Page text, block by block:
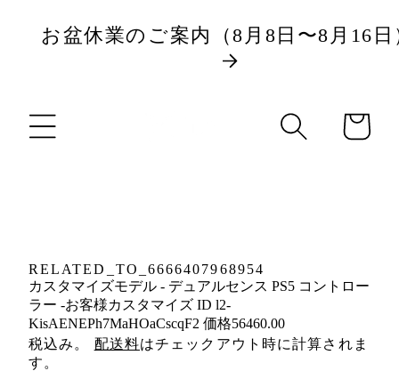
に
お盆休業のご案内（8月8日〜8月16日
ー
情
ッ
プ
RELATED_TO_6666407968954
カスタマイズモデル - デュアルセンス PS5 コントロー
ラー -お客様カスタマイズ ID l2-
KisAENEPh7MaHOaCscqF2 価格56460.00
税込み。 配送料はチェックアウト時に計算されま
す。